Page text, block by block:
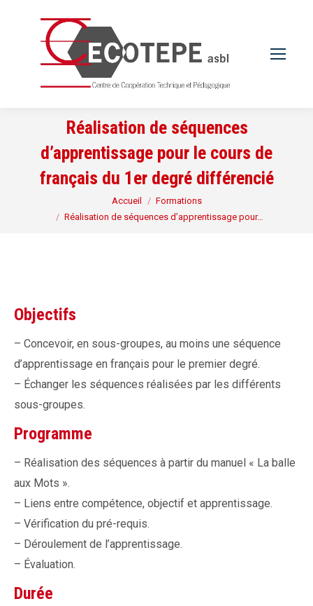
Réalisation de séquences
d’apprentissage pour le cours de
français du 1er degré différencié
Accueil
Formations
Réalisation de séquences d’apprentissage pour…
Objectifs
– Concevoir, en sous-groupes, au moins une séquence
d’apprentissage en français pour le premier degré.
– Échanger les séquences réalisées par les différents
sous-groupes.
Programme
– Réalisation des séquences à partir du manuel « La balle
aux Mots ».
– Liens entre compétence, objectif et apprentissage.
– Vérification du pré-requis.
– Déroulement de l’apprentissage.
– Évaluation.
Durée